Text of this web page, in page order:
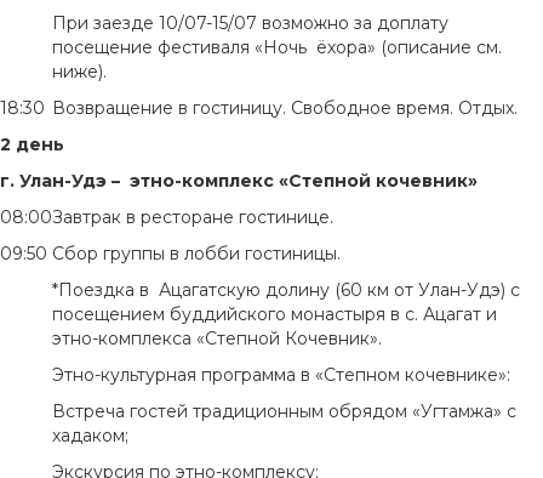
При заезде 10/07-15/07 возможно за доплату
посещение фестиваля «Ночь ёхора» (описание см.
ниже).
18:30 Возвращение в гостиницу. Свободное время. Отдых.
2 день
г. Улан-Удэ – этно-комплекс «Степной кочевник»
08:00Завтрак в ресторане гостинице.
09:50 Сбор группы в лобби гостиницы.
*Поездка в Ацагатскую долину (60 км от Улан-Удэ) с
посещением буддийского монастыря в с. Ацагат и
этно-комплекса «Степной Кочевник».
Этно-культурная программа в «Степном кочевнике»:
Встреча гостей традиционным обрядом «Угтамжа» с
хадаком;
Экскурсия по этно-комплексу: